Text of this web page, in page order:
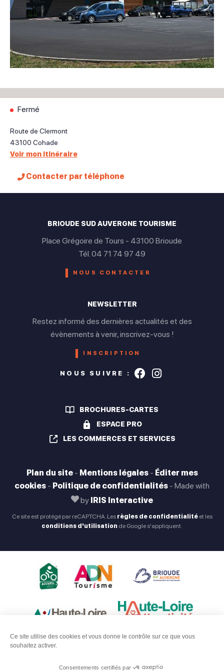
Ce site utilise des cookies et vous donne le contrôle sur ce que vous
souhaitez activer.
Consentements certifiés par
Fermé
Route de Clermont
43100 Cohade
Voir mon itinéraire
Contacter par téléphone
BRIOUDE SUD AUVERGNE TOURISME
Place Grégoire de Tours - 43100 Brioude
Tél. 04 71 74 97 49
NOUS CONTACTER
NEWSLETTER
Restez informé des dernières actualités et des
évènements à venir, inscrivez-vous !
INSCRIPTION
NOUS SUIVRE : Suivez-nous
Suivez-
BROCHURES-CARTES
ESPACE PRO
LES COMMERCES ET SERVICES
Plan du site - Mentions légales - Éditer mes
cookies - Politique de confidentialités - Made with
by IRIS Interactive
Ce site est protégé par reCAPTCHA. Les règles de confidentialitéet les
conditions d'utilisation de Google s'appliquent.